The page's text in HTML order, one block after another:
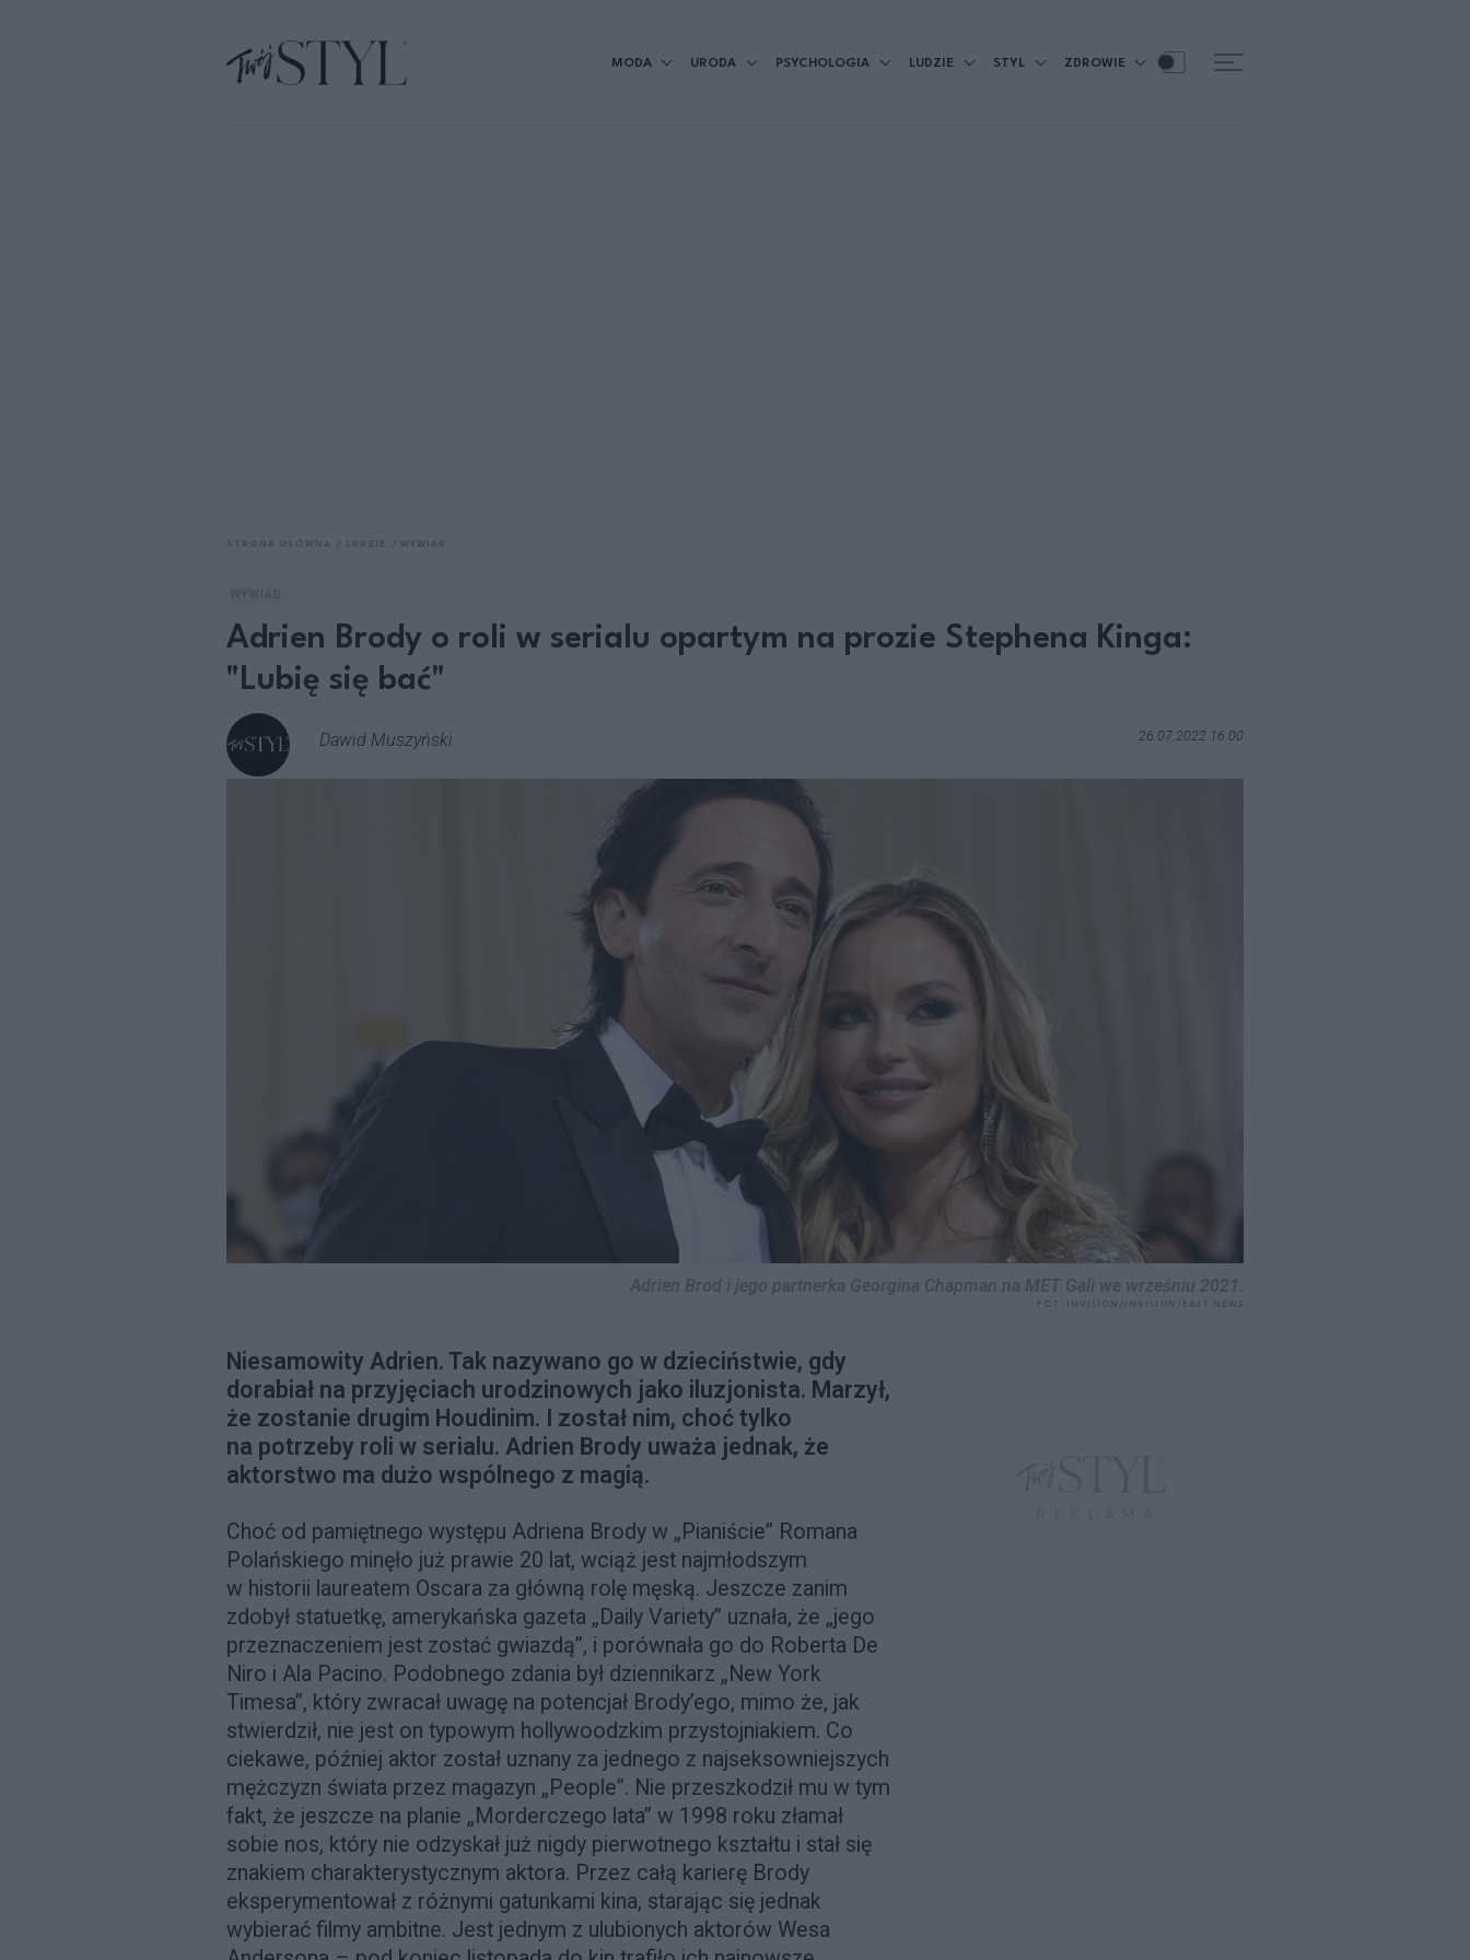
MODA URODA PSYCHOLOGIA LUDZIE STYL ZDROWIE
Adrien Brody o roli w serialu opartym na prozie Stephena Kinga:
"Lubię się bać"
Dawid Muszyński 26.07.2022 16:00
Niesamowity Adrien. Tak nazywano go w dzieciństwie, gdy
dorabiał na przyjęciach urodzinowych jako iluzjonista. Marzył,
że zostanie drugim Houdinim. I został nim, choć tylko
na potrzeby roli w serialu. Adrien Brody uważa jednak, że
aktorstwo ma dużo wspólnego z magią.
Choć od pamiętnego występu Adriena Brody w „Pianiście” Romana
Polańskiego minęło już prawie 20 lat, wciąż jest najmłodszym
w historii laureatem Oscara za główną rolę męską. Jeszcze zanim
zdobył statuetkę, amerykańska gazeta „Daily Variety” uznała, że „jego
przeznaczeniem jest zostać gwiazdą”, i porównała go do Roberta De
Niro i Ala Pacino. Podobnego zdania był dziennikarz „New York
Timesa”, który zwracał uwagę na potencjał Brody’ego, mimo że, jak
stwierdził, nie jest on typowym hollywoodzkim przystojniakiem. Co
ciekawe, później aktor został uznany za jednego z najseksowniejszych
mężczyzn świata przez magazyn „People”. Nie przeszkodził mu w tym
fakt, że jeszcze na planie „Morderczego lata” w 1998 roku złamał
sobie nos, który nie odzyskał już nigdy pierwotnego kształtu i stał się
znakiem charakterystycznym aktora. Przez całą karierę Brody
eksperymentował z różnymi gatunkami kina, starając się jednak
wybierać filmy ambitne. Jest jednym z ulubionych aktorów Wesa